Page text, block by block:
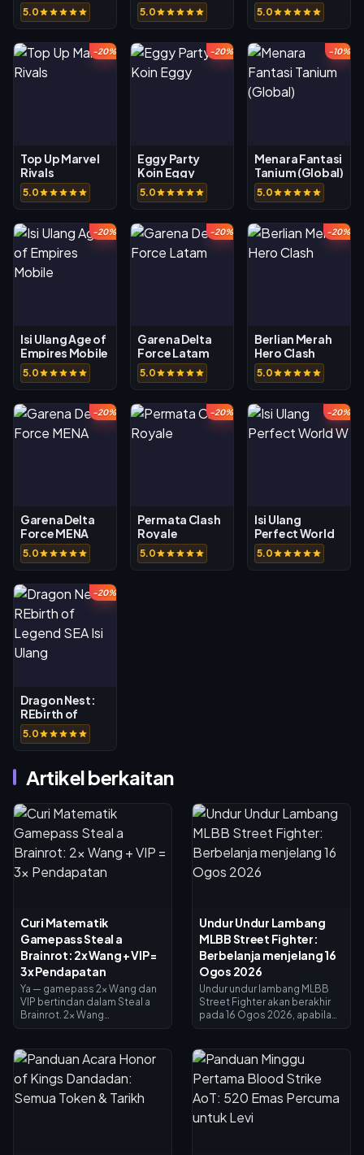
5.0 5.0 5.0
-20%
Top Up Marvel
Rivals
5.0
-20%
Eggy Party
Koin Eggy
5.0
-10%
Menara Fantasi
Tanium (Global)
5.0
-20%
Isi Ulang Age of
Empires Mobile
5.0
-20%
Garena Delta
Force Latam
5.0
-20%
Berlian Merah
Hero Clash
5.0
-20%
Garena Delta
Force MENA
5.0
-20%
Permata Clash
Royale
5.0
-20%
Isi Ulang
Perfect World
W
5.0
-20%
Dragon Nest:
REbirth of
Legend SEA Isi
Ulang
5.0
Artikel berkaitan
Curi Matematik
Gamepass Steal a
Brainrot: 2x Wang + VIP =
3x Pendapatan
Ya — gamepass 2x Wang dan
VIP bertindan dalam Steal a
Brainrot. 2x Wang
menambah ×1.5, dan ia darab
bersama untuk tepat 3x
pendapatan asas — bukan 4x.
2x Wang berharga 119 Robux,
VIP berharga 499 (jumlah 618).
Undur Undur Lambang
MLBB Street Fighter:
Berbelanja menjelang 16
Ogos 2026
Undur undur lambang MLBB
Street Fighter akan berakhir
pada 16 Ogos 2026, apabila
ditutup. Lambang yang tidak
dibelanjakan dijangka luput
bersama acara tersebut, jadi
tebus semuanya sekarang:
skin crossover utama
berharga 1,200 Lambang,